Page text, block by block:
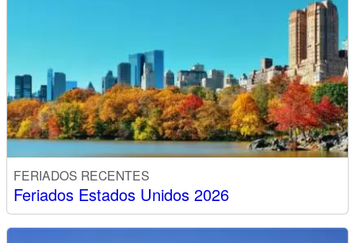
FERIADOS RECENTES
Feriados Estados Unidos 2026